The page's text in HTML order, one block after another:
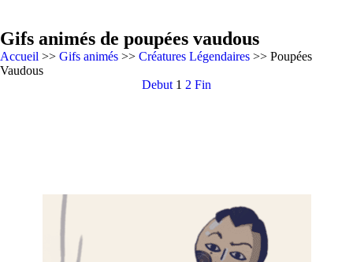
Gifs animés de poupées vaudous
Accueil >> Gifs animés >> Créatures Légendaires >> Poupées
Vaudous
Debut 1 2 Fin